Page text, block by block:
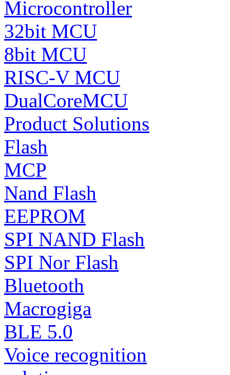
Microcontroller
32bit MCU
8bit MCU
RISC-V MCU
DualCoreMCU
Product Solutions
Flash
MCP
Nand Flash
EEPROM
SPI NAND Flash
SPI Nor Flash
Bluetooth
Macrogiga
BLE 5.0
Voice recognition